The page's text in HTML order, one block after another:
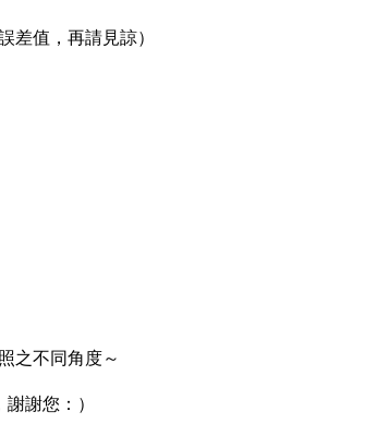
值，再請見諒）
之不同角度～
謝您：）